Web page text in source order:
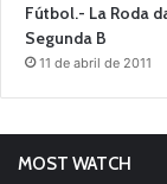
Fútbol.- La Roda
Segunda B
11 de abril de 2011
MOST WATCH